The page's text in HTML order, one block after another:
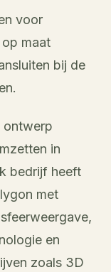
voor
maat
bij de
ontwerp
in
bedrijf heeft
met
en
zoals 3D